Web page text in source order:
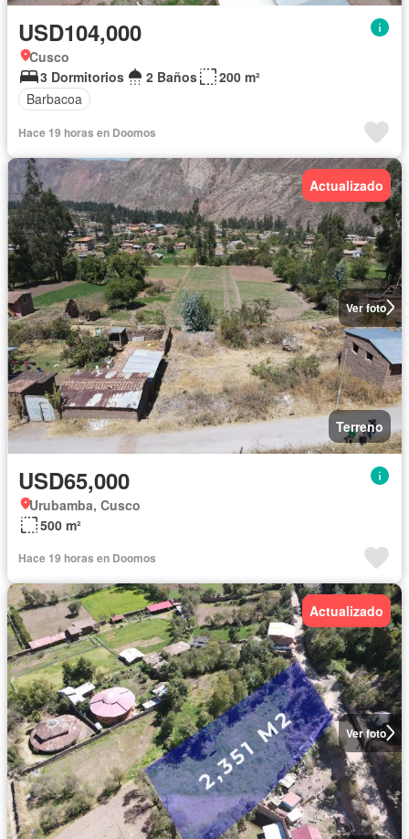
USD104,000
Cusco
3 Dormitorios
2 Baños
200 m²
Barbacoa
Hace 19 horas en Doomos
Ver foto
Actualizado
Terreno
USD65,000
Urubamba, Cusco
500 m²
Hace 19 horas en Doomos
Ver foto
Actualizado